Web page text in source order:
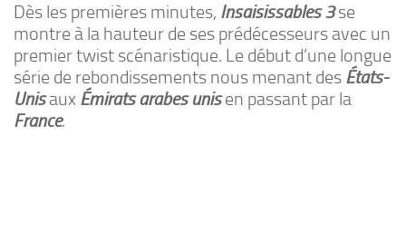
Dès les premières minutes, Insaisissables 3se
montre à la hauteur de ses prédécesseurs avec un
premier twist scénaristique. Le début d’une longue
série de rebondissements nous menant des États-
Unisaux Émirats arabes unisen passant par la
France.